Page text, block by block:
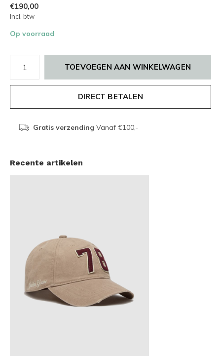
€190,00
Incl. btw
Op voorraad
TOEVOEGEN AAN WINKELWAGEN
DIRECT BETALEN
Gratis verzending Vanaf €100,-
Recente artikelen